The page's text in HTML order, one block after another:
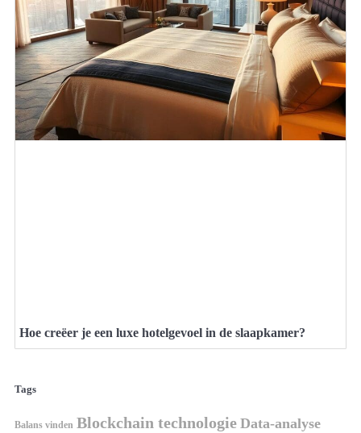
Hoe creëer je een luxe hotelgevoel in de slaapkamer?
Tags
Balans vinden Blockchain technologie Data-analyse